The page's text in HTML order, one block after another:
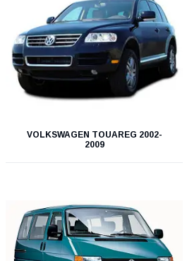
VOLKSWAGEN TOUAREG 2002-
2009